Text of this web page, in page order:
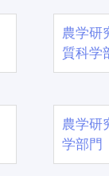
農学
質科学
農学
学部門